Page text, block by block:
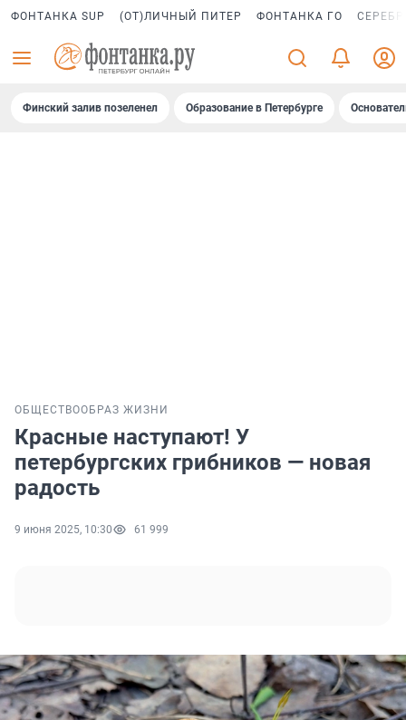
ФОНТАНКА SUP (ОТ)ЛИЧНЫЙ ПИТЕР ФОНТАНКА ГО
Финский залив позеленел Образование в Петербурге
ОБЩЕСТВООБРАЗ ЖИЗНИ
Красные наступают! У
петербургских грибников — новая
радость
9 июня 2025, 10:30 61 999